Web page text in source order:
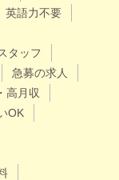
英語力不要
タッフ
急募の求人
高月収
OK